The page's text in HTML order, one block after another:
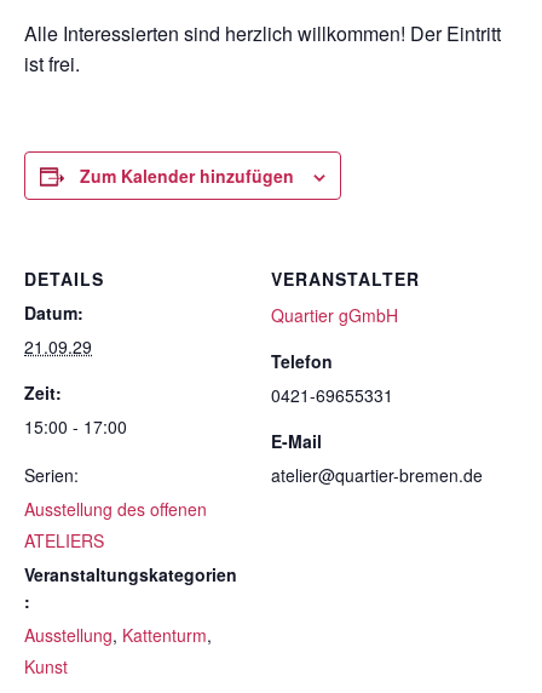
Alle Interessierten sind herzlich willkommen! Der Eintritt
ist frei.
Zum Kalender hinzufügen
DETAILS
Datum:
21.09.29
Zeit:
15:00 - 17:00
Serien:
Ausstellung des offenen
ATELIERS
Veranstaltungskategorien
:
Ausstellung, Kattenturm,
Kunst
VERANSTALTER
Quartier gGmbH
Telefon
0421-69655331
E-Mail
atelier@quartier-bremen.de